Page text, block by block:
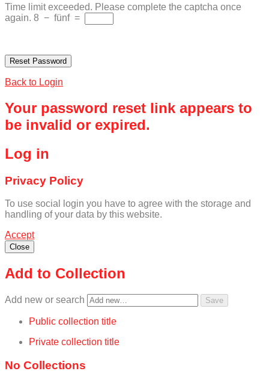
Time limit exceeded. Please complete the captcha once
again. 8 − fünf =
Back to Login
Your password reset link appears to
be invalid or expired.
Log in
Privacy Policy
To use social login you have to agree with the storage and
handling of your data by this website.
Accept
Close
Add to Collection
Add new or search
Public collection title
Private collection title
No Collections